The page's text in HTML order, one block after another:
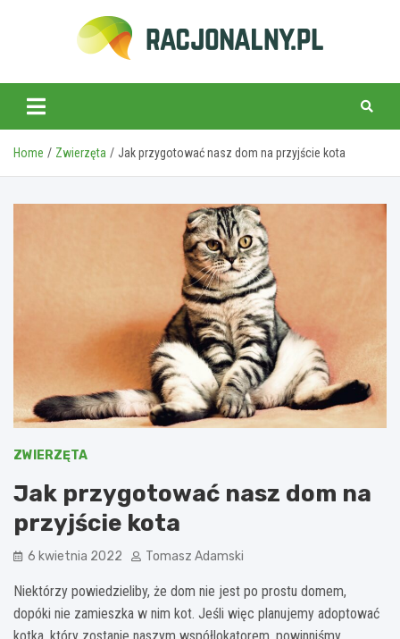
racjonalny.pl
Home Zwierzęta Jak przygotować nasz dom na przyjście kota
ZWIERZĘTA
Jak przygotować nasz dom na
przyjście kota
6 kwietnia 2022 Tomasz Adamski
Niektórzy powiedzieliby, że dom nie jest po prostu domem,
dopóki nie zamieszka w nim kot. Jeśli więc planujemy adoptować